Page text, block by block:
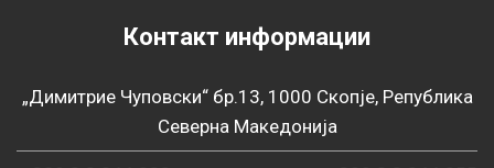
Контакт информации
„Димитрие Чуповски“ бр.13, 1000 Скопје, Република
Северна Македонија